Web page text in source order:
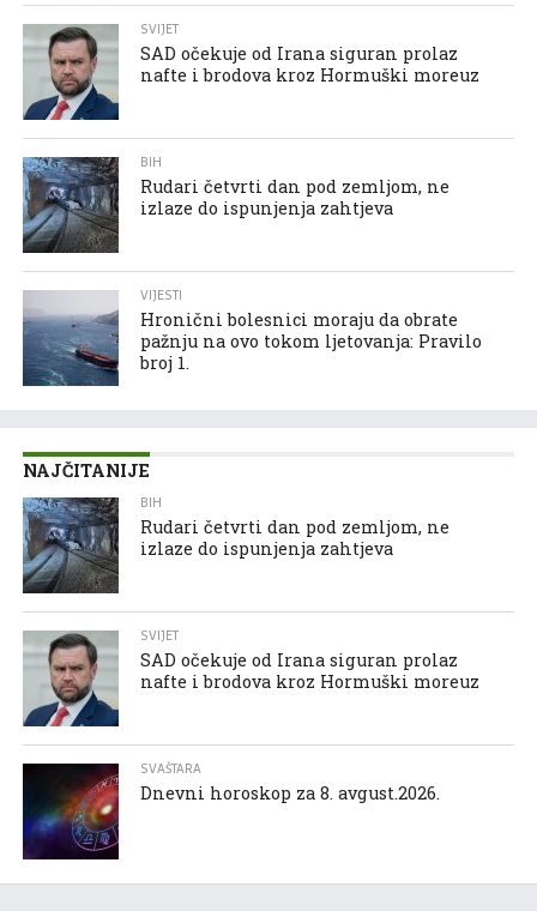
SVIJET
SAD očekuje od Irana siguran prolaz
nafte i brodova kroz Hormuški moreuz
BIH
Rudari četvrti dan pod zemljom, ne
izlaze do ispunjenja zahtjeva
VIJESTI
Hronični bolesnici moraju da obrate
pažnju na ovo tokom ljetovanja: Pravilo
broj 1.
NAJČITANIJE
BIH
Rudari četvrti dan pod zemljom, ne
izlaze do ispunjenja zahtjeva
SVIJET
SAD očekuje od Irana siguran prolaz
nafte i brodova kroz Hormuški moreuz
SVAŠTARA
Dnevni horoskop za 8. avgust.2026.